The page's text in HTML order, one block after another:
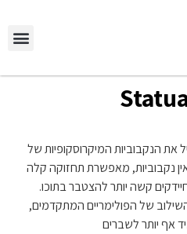
את הנקבוביות המיקרוסקופיות של
נקבוביות, מאפשרת תחזוקה קלה
קשה יותר להצטבר בתוכו.
של הפולימריים המתקדמים,
אף יותר לשברים